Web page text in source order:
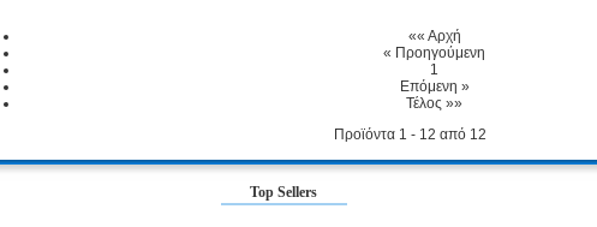
«« Αρχή
« Προηγούμενη
1
Επόμενη »
Τέλος »»
Προϊόντα 1 - 12 από 12
Top Sellers